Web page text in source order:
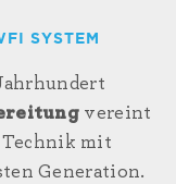
SYSTEM
vereint
Technik mit
Generation.